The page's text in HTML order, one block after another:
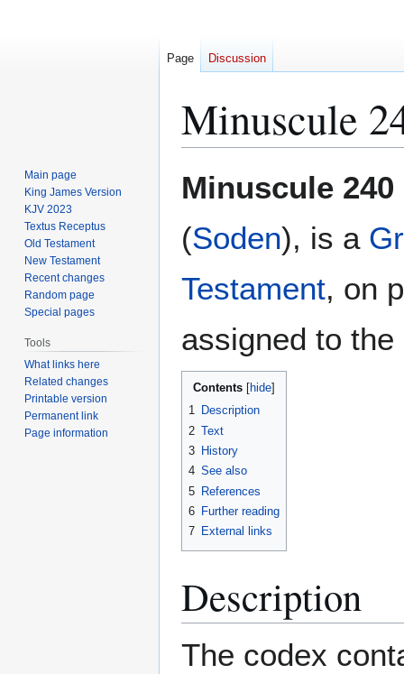
Minuscule
toto
Minuscule 240
(Soden), is a
Testament, on
assigned to
Contents
1 Description
2 Text
3 History
4 See also
5 References
6 Further reading
7 External links
Description
The codex
Page Discussion
Main page
King James Version
KJV 2023
Textus Receptus
Old Testament
New Testament
Recent changes
Random page
Special pages
Tools
What links here
Related changes
Printable version
Permanent link
Page information